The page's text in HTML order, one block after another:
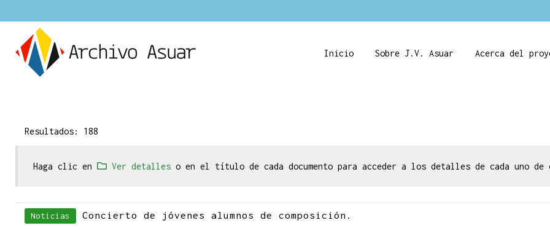
Inicio Sobre J.V. Asuar Acerca del
Resultados: 188
Haga clic en Ver detalles o en el título de cada documento para acceder a los detalles de cada uno
Noticias Concierto de jóvenes alumnos de composición.